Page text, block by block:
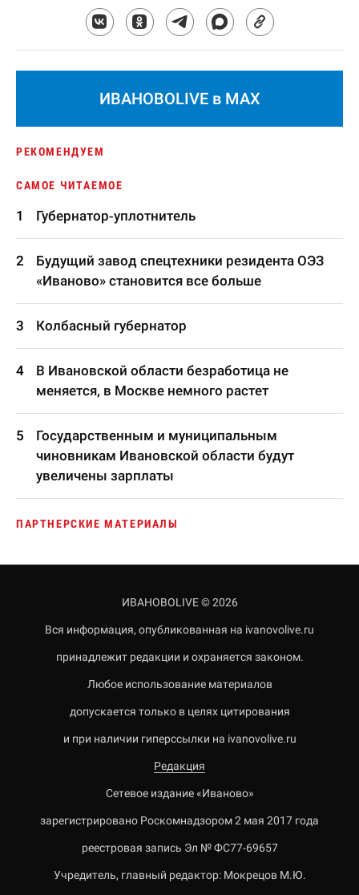
ИВАНОВОLIVE в MAX
РЕКОМЕНДУЕМ
САМОЕ ЧИТАЕМОЕ
Губернатор-уплотнитель
Будущий завод спецтехники резидента ОЭЗ
«Иваново» становится все больше
Колбасный губернатор
В Ивановской области безработица не
меняется, в Москве немного растет
Государственным и муниципальным
чиновникам Ивановской области будут
увеличены зарплаты
ПАРТНЕРСКИЕ МАТЕРИАЛЫ
ИВАНОВОLIVE © 2026
Вся информация, опубликованная на ivanovolive.ru
принадлежит редакции и охраняется законом.
Любое использование материалов
допускается только в целях цитирования
и при наличии гиперссылки на ivanovolive.ru
Редакция
Сетевое издание «Иваново»
зарегистрировано Роскомнадзором 2 мая 2017 года
реестровая запись Эл № ФС77-69657
Учредитель, главный редактор: Мокрецов М.Ю.